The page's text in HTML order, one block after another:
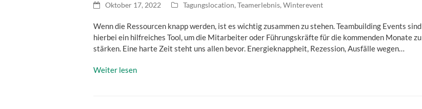
Oktober 17, 2022 Tagungslocation, Teamerlebnis, Winterevent
Wenn die Ressourcen knapp werden, ist es wichtig zusammen zu stehen. Teambuilding Events sind
hierbei ein hilfreiches Tool, um die Mitarbeiter oder Führungskräfte für die kommenden Monate zu
stärken. Eine harte Zeit steht uns allen bevor. Energieknappheit, Rezession, Ausfälle wegen…
Weiter lesen